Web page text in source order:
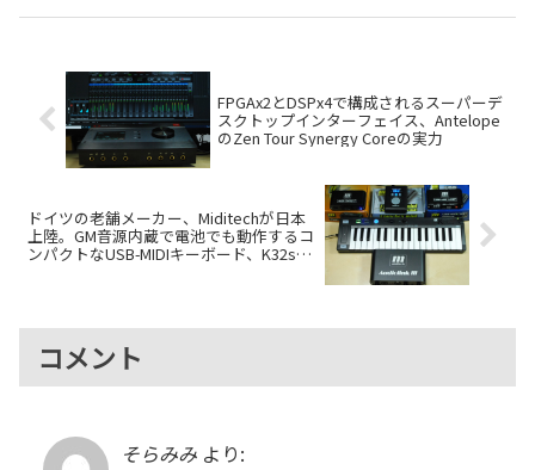
ァンサポーター向けの出荷を完了
FPGAx2とDSPx4で構成されるスーパーデ
スクトップインターフェイス、Antelope
のZen Tour Synergy Coreの実力
ドイツの老舗メーカー、Miditechが日本
上陸。GM音源内蔵で電池でも動作するコ
ンパクトなUSB-MIDIキーボード、K32sが
コメント
そらみみ より: